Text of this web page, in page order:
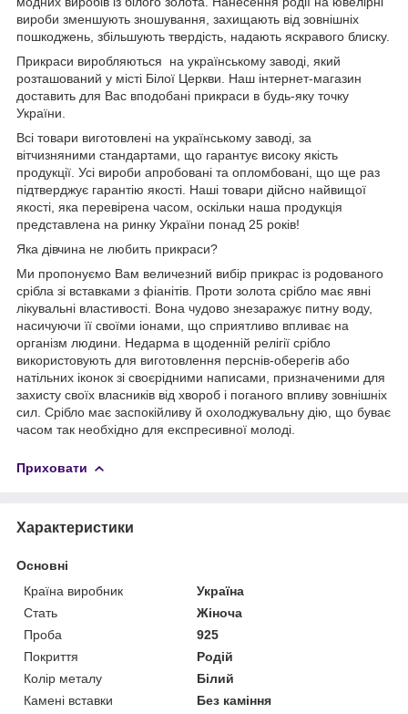
вироби зменшують зношування, захищають від зовнішніх
пошкоджень, збільшують твердість, надають яскравого блиску.
Прикраси виробляються на українському заводі, який
розташований у місті Білої Церкви. Наш інтернет-магазин
доставить для Вас вподобані прикраси в будь-яку точку
України.
Всі товари виготовлені на українському заводі, за
вітчизняними стандартами, що гарантує високу якість
продукції. Усі вироби апробовані та опломбовані, що ще раз
підтверджує гарантію якості. Наші товари дійсно найвищої
якості, яка перевірена часом, оскільки наша продукція
представлена на ринку України понад 25 років!
Яка дівчина не любить прикраси?
Ми пропонуємо Вам величезний вибір прикрас із родованого
срібла зі вставками з фіанітів. Проти золота срібло має явні
лікувальні властивості. Вона чудово знезаражує питну воду,
насичуючи її своїми іонами, що сприятливо впливає на
організм людини. Недарма в щоденній релігії срібло
використовують для виготовлення перснів-оберегів або
натільних іконок зі своєрідними написами, призначеними для
захисту своїх власників від хвороб і поганого впливу зовнішніх
сил. Срібло має заспокійливу й охолоджувальну дію, що буває
часом так необхідно для експресивної молоді.
Приховати
Характеристики
Основні
Країна виробник
Україна
Стать
Жіноча
Проба
925
Покриття
Родій
Колір металу
Білий
Камені вставки
Без каміння